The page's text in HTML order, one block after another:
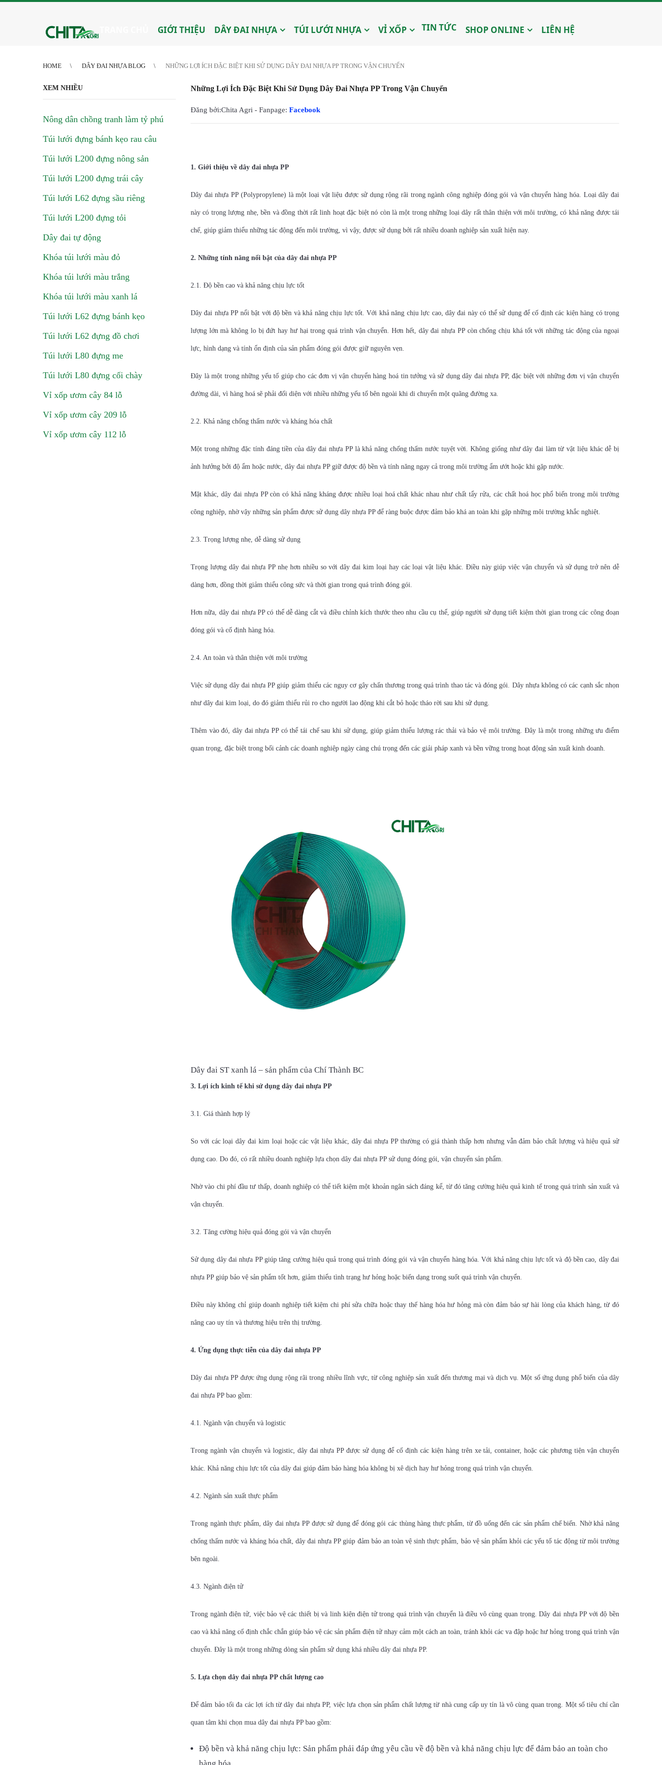
GIỚI THIỆU DÂY ĐAI NHỰA TÚI LƯỚI NHỰA VỈ XỐP TIN TỨC SHOP ONLINE LIÊN HỆ
HOME DÂY ĐAI NHỰA BLOG NHỮNG LỢI ÍCH ĐẶC BIỆT KHI SỬ DỤNG DÂY ĐAI NHỰA PP TRONG VẬN CHUYỂN
Những Lợi Ích Đặc Biệt Khi Sử Dụng Dây Đai Nhựa PP Trong Vận Chuyển
Đăng bởi:Chita Agri - Fanpage: Facebook
1. Giới thiệu về dây đai nhựa PP
Dây đai nhựa PP (Polypropylene) là một loại vật liệu được sử dụng rộng rãi trong ngành công nghiệp đóng gói và vận chuyển hàng hóa. Loại dây đai
này có trọng lượng nhẹ, bền và đồng thời rất linh hoạt đặc biệt nó còn là một trong những loại dây rất thân thiện với môi trường, có khả năng được tái
chế, giúp giảm thiểu những tác động đến môi trường, vì vậy, được sử dụng bởi rất nhiều doanh nghiệp sản xuất hiện nay.
2. Những tính năng nổi bật của dây đai nhựa PP
2.1. Độ bền cao và khả năng chịu lực tốt
Dây đai nhựa PP nổi bật với độ bền và khả năng chịu lực tốt. Với khả năng chịu lực cao, dây đai này có thể sử dụng để cố định các kiện hàng có trọng
lượng lớn mà không lo bị đứt hay hư hại trong quá trình vận chuyển. Hơn hết, dây đai nhựa PP còn chống chịu khá tốt với những tác động của ngoại
lực, hình dạng và tính ổn định của sản phẩm đóng gói được giữ nguyên vẹn.
Đây là một trong những yếu tố giúp cho các đơn vị vận chuyển hàng hoá tin tưởng và sử dụng dây đai nhựa PP, đặc biệt với những đơn vị vận chuyển
đường dài, vì hàng hoá sẽ phải đối diện với nhiều những yếu tố bên ngoài khi di chuyển một quãng đường xa.
2.2. Khả năng chống thấm nước và kháng hóa chất
Một trong những đặc tính đáng tiền của dây đai nhựa PP là khả năng chống thấm nước tuyệt vời. Không giống như dây đai làm từ vật liệu khác dễ bị
ảnh hưởng bởi độ ẩm hoặc nước, dây đai nhựa PP giữ được độ bền và tính năng ngay cả trong môi trường ẩm ướt hoặc khi gặp nước.
Mặt khác, dây đai nhựa PP còn có khả năng kháng được nhiều loại hoá chất khác nhau như chất tẩy rửa, các chất hoá học phổ biến trong môi trường
công nghiệp, nhờ vậy những sản phẩm được sử dụng dây nhựa PP để ràng buộc được đảm bảo khá an toàn khi gặp những môi trường khắc nghiệt.
2.3. Trọng lượng nhẹ, dễ dàng sử dụng
Trọng lượng dây đai nhựa PP nhẹ hơn nhiều so với dây đai kim loại hay các loại vật liệu khác. Điều này giúp việc vận chuyển và sử dụng trở nên dễ
dàng hơn, đồng thời giảm thiểu công sức và thời gian trong quá trình đóng gói.
Hơn nữa, dây đai nhựa PP có thể dễ dàng cắt và điều chỉnh kích thước theo nhu cầu cụ thể, giúp người sử dụng tiết kiệm thời gian trong các công đoạn
đóng gói và cố định hàng hóa.
2.4. An toàn và thân thiện với môi trường
Việc sử dụng dây đai nhựa PP giúp giảm thiểu các nguy cơ gây chấn thương trong quá trình thao tác và đóng gói. Dây nhựa không có các cạnh sắc nhọn
như dây đai kim loại, do đó giảm thiểu rủi ro cho người lao động khi cắt bỏ hoặc tháo rời sau khi sử dụng.
Thêm vào đó, dây đai nhựa PP có thể tái chế sau khi sử dụng, giúp giảm thiểu lượng rác thải và bảo vệ môi trường. Đây là một trong những ưu điểm
quan trọng, đặc biệt trong bối cảnh các doanh nghiệp ngày càng chú trọng đến các giải pháp xanh và bền vững trong hoạt động sản xuất kinh doanh.
Dây đai ST xanh lá – sản phẩm của Chí Thành BC
3. Lợi ích kinh tế khi sử dụng dây đai nhựa PP
3.1. Giá thành hợp lý
So với các loại dây đai kim loại hoặc các vật liệu khác, dây đai nhựa PP thường có giá thành thấp hơn nhưng vẫn đảm bảo chất lượng và hiệu quả sử
dụng cao. Do đó, có rất nhiều doanh nghiệp lựa chọn dây đai nhựa PP sử dụng đóng gói, vận chuyển sản phẩm.
Nhờ vào chi phí đầu tư thấp, doanh nghiệp có thể tiết kiệm một khoản ngân sách đáng kể, từ đó tăng cường hiệu quả kinh tế trong quá trình sản xuất và
vận chuyển.
3.2. Tăng cường hiệu quả đóng gói và vận chuyển
Sử dụng dây đai nhựa PP giúp tăng cường hiệu quả trong quá trình đóng gói và vận chuyển hàng hóa. Với khả năng chịu lực tốt và độ bền cao, dây đai
nhựa PP giúp bảo vệ sản phẩm tốt hơn, giảm thiểu tình trạng hư hỏng hoặc biến dạng trong suốt quá trình vận chuyển.
Điều này không chỉ giúp doanh nghiệp tiết kiệm chi phí sửa chữa hoặc thay thế hàng hóa hư hỏng mà còn đảm bảo sự hài lòng của khách hàng, từ đó
nâng cao uy tín và thương hiệu trên thị trường.
4. Ứng dụng thực tiễn của dây đai nhựa PP
Dây đai nhựa PP được ứng dụng rộng rãi trong nhiều lĩnh vực, từ công nghiệp sản xuất đến thương mại và dịch vụ. Một số ứng dụng phổ biến của dây
đai nhựa PP bao gồm:
4.1. Ngành vận chuyển và logistic
Trong ngành vận chuyển và logistic, dây đai nhựa PP được sử dụng để cố định các kiện hàng trên xe tải, container, hoặc các phương tiện vận chuyển
khác. Khả năng chịu lực tốt của dây đai giúp đảm bảo hàng hóa không bị xê dịch hay hư hỏng trong quá trình vận chuyển.
4.2. Ngành sản xuất thực phẩm
Trong ngành thực phẩm, dây đai nhựa PP được sử dụng để đóng gói các thùng hàng thực phẩm, từ đồ uống đến các sản phẩm chế biến. Nhờ khả năng
chống thấm nước và kháng hóa chất, dây đai nhựa PP giúp đảm bảo an toàn vệ sinh thực phẩm, bảo vệ sản phẩm khỏi các yếu tố tác động từ môi trường
bên ngoài.
4.3. Ngành điện tử
Trong ngành điện tử, việc bảo vệ các thiết bị và linh kiện điện tử trong quá trình vận chuyển là điều vô cùng quan trọng. Dây đai nhựa PP với độ bền
cao và khả năng cố định chắc chắn giúp bảo vệ các sản phẩm điện tử nhạy cảm một cách an toàn, tránh khỏi các va đập hoặc hư hỏng trong quá trình vận
chuyển. Đây là một trong những dòng sản phẩm sử dụng khá nhiều dây đai nhựa PP.
5. Lựa chọn dây đai nhựa PP chất lượng cao
Để đảm bảo tối đa các lợi ích từ dây đai nhựa PP, việc lựa chọn sản phẩm chất lượng từ nhà cung cấp uy tín là vô cùng quan trọng. Một số tiêu chí cần
quan tâm khi chọn mua dây đai nhựa PP bao gồm:
Độ bền và khả năng chịu lực: Sản phẩm phải đáp ứng yêu cầu về độ bền và khả năng chịu lực để đảm bảo an toàn cho
XEM NHIỀU
Nông dân chồng tranh làm tỷ phú
Túi lưới đựng bánh kẹo rau câu
Túi lưới L200 đựng nông sản
Túi lưới L200 đựng trái cây
Túi lưới L62 đựng sầu riêng
Túi lưới L200 đựng tỏi
Dây đai tự động
Khóa túi lưới màu đỏ
Khóa túi lưới màu trắng
Khóa túi lưới màu xanh lá
Túi lưới L62 đựng bánh kẹo
Túi lưới L62 đựng đồ chơi
Túi lưới L80 đựng me
Túi lưới L80 đựng cối chày
Vỉ xốp ươm cây 84 lỗ
Vỉ xốp ươm cây 209 lỗ
Vỉ xốp ươm cây 112 lỗ